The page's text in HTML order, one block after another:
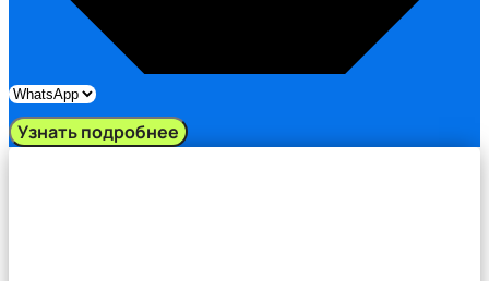
Узнать подробнее